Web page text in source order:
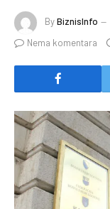
ByBiznisInfo
Nema komentara